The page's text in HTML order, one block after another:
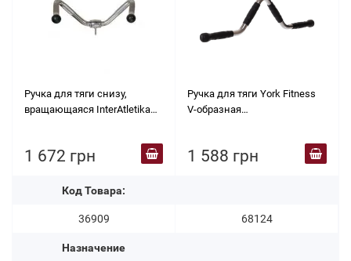
Ручка для тяги снизу,
вращающаяся InterAtletika
1 672 грн
Код Товара:
36909
Назначение
Ручка для тяги York Fitness
V-образная
резиновыми рукоятками,
хром
1 588 грн
68124